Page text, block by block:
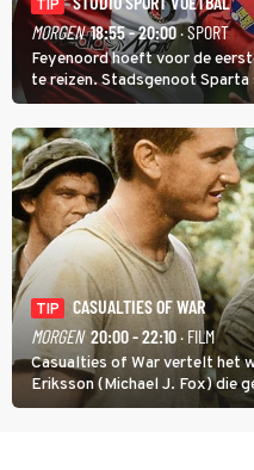
TIP
MORGEN 18:55 - 20:00· SPORT
Feyenoord hoeft voor de
te reizen. Stadsgenoot
verderop. Feyenoord trok de
KVC Westerlo uit België.
TIP
CASUALTIES OF WAR
MORGEN 20:00 - 22:10· FILM
Casualties of War vertelt het
Eriksson (Michael J. Fox) die
tijdens de Vietnamoorlog. Hij